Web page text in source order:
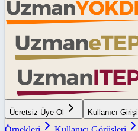
Ücretsiz Üye Ol Kullanıcı Girişi